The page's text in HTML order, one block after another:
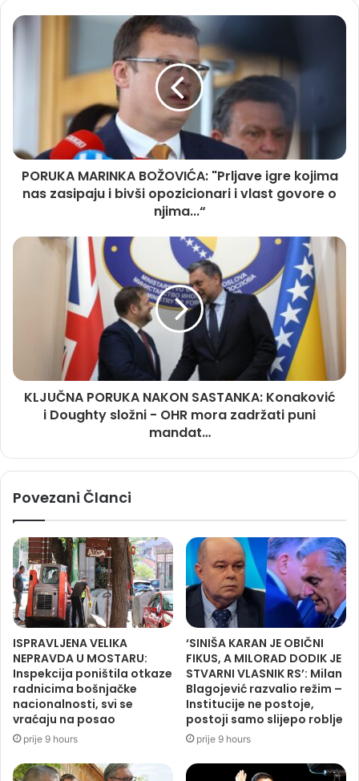
PORUKA MARINKA BOŽOVIĆA: "Prljave igre kojima
nas zasipaju i bivši opozicionari i vlast govore o
njima...“
KLJUČNA PORUKA NAKON SASTANKA: Konaković
i Doughty složni - OHR mora zadržati puni
mandat…
Povezani Članci
ISPRAVLJENA VELIKA
NEPRAVDA U MOSTARU:
Inspekcija poništila otkaze
radnicima bošnjačke
nacionalnosti, svi se
vraćaju na posao
prije 9 hours
‘SINIŠA KARAN JE OBIČNI
FIKUS, A MILORAD DODIK JE
STVARNI VLASNIK RS’: Milan
Blagojević razvalio režim –
Institucije ne postoje,
postoji samo slijepo roblje
prije 9 hours